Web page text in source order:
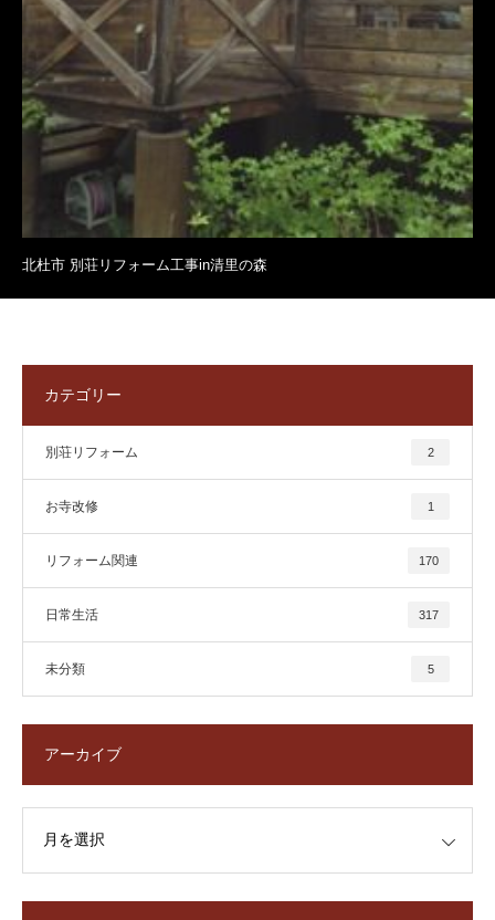
北杜市 別荘リフォーム工事in清里の森
カテゴリー
別荘リフォーム 2
お寺改修 1
リフォーム関連 170
日常生活 317
未分類 5
アーカイブ